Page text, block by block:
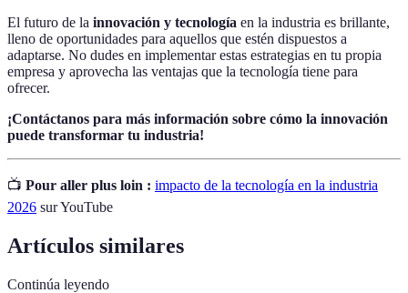
El futuro de la innovación y tecnología en la industria es brillante,
lleno de oportunidades para aquellos que estén dispuestos a
adaptarse. No dudes en implementar estas estrategias en tu propia
empresa y aprovecha las ventajas que la tecnología tiene para
ofrecer.
¡Contáctanos para más información sobre cómo la innovación
puede transformar tu industria!
📺 Pour aller plus loin : impacto de la tecnología en la industria
2026 sur YouTube
Artículos similares
Continúa leyendo